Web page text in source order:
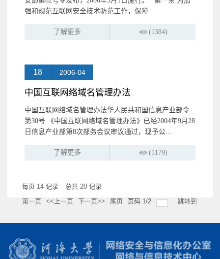
强和规范互联网安全技术防范工作，保障...
了解更多 (1384)
18 2006-04
中国互联网络域名管理办法
中国互联网络域名管理办法华人民共和国信息产业部令
第30号 《中国互联网络域名管理办法》已经2004年9月28
日信息产业部第8次部务会议审议通过，现予公...
了解更多 (1179)
每页 14 记录 总共 20 记录
第一页
<<上一页 下一页>> 尾页 页码 1/2 跳转到